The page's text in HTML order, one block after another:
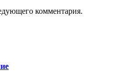
комментария.